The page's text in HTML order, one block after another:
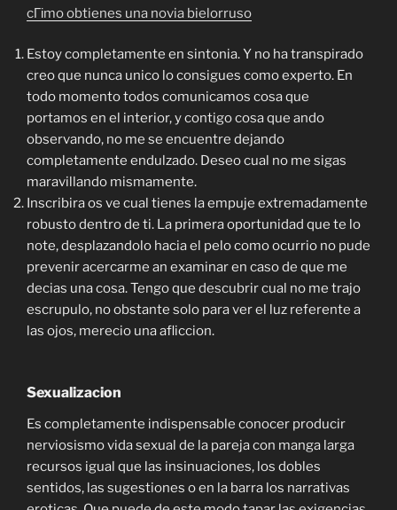
cГіmo obtienes una novia bielorruso
Estoy completamente en sintonia. Y no ha transpirado
creo que nunca unico lo consigues como experto. En
todo momento todos comunicamos cosa que
portamos en el interior, y contigo cosa que ando
observando, no me se encuentre dejando
completamente endulzado. Deseo cual no me sigas
maravillando mismamente.
Inscribira os ve cual tienes la empuje extremadamente
robusto dentro de ti. La primera oportunidad que te lo
note, desplazandolo hacia el pelo como ocurrio no pude
prevenir acercarme an examinar en caso de que me
decias una cosa. Tengo que descubrir cual no me trajo
escrupulo, no obstante solo para ver el luz referente a
las ojos, merecio una afliccion.
Sexualizacion
Es completamente indispensable conocer producir
nerviosismo vida sexual de la pareja con manga larga
recursos igual que las insinuaciones, los dobles
sentidos, las sugestiones o en la barra los narrativas